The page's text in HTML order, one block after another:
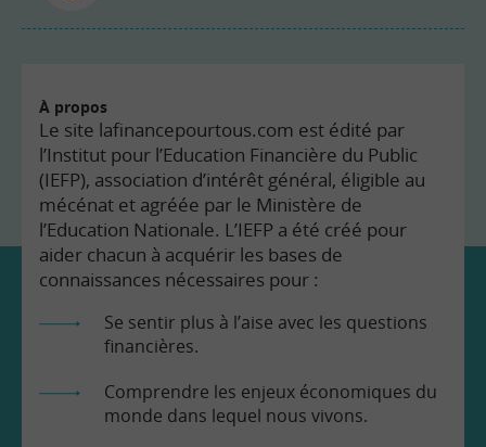
À propos
Le site lafinancepourtous.com est édité par
l’Institut pour l’Education Financière du Public
(IEFP), association d’intérêt général, éligible au
mécénat et agréée par le Ministère de
l’Education Nationale. L’IEFP a été créé pour
aider chacun à acquérir les bases de
connaissances nécessaires pour :
Se sentir plus à l’aise avec les questions
financières.
Comprendre les enjeux économiques du
monde dans lequel nous vivons.